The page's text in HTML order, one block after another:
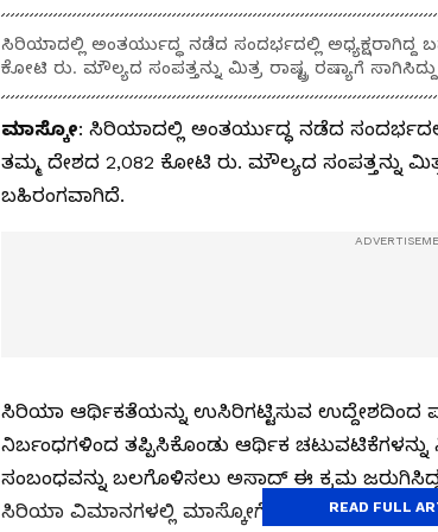
ಸಿರಿಯಾದಲ್ಲಿ ಅಂತರ್ಯುದ್ಧ ನಡೆದ ಸಂದರ್ಭದಲ್ಲಿ
ಕೋಟಿ ರು. ಮೌಲ್ಯದ ಸಂಪತ್ತನ್ನು ಮಿತ್ರ ರಾಷ್ಟ್ರ ರಷ್ಯಾಗೆ
ಮಾಸ್ಕೋ: ಸಿರಿಯಾದಲ್ಲಿ ಅಂತರ್ಯುದ್ಧ ನಡೆದ
ತಮ್ಮ ದೇಶದ 2,082 ಕೋಟಿ ರು. ಮೌಲ್ಯದ ಸಂಪತ್ತನ್ನು ಮಿತ್ರ
ಬಹಿರಂಗವಾಗಿದೆ.
ಸಿರಿಯಾ ಆರ್ಥಿಕತೆಯನ್ನು ಉಸಿರಿಗಟ್ಟಿಸುವ ಉದ್ದೇಶದಿಂದ
ನಿರ್ಬಂಧಗಳಿಂದ ತಪ್ಪಿಸಿಕೊಂಡು ಆರ್ಥಿಕ
ಸಂಬಂಧವನ್ನು ಬಲಗೊಳಿಸಲು ಅಸಾದ್ ಈ ಕ್ರಮ
ಸಿರಿಯಾ ವಿಮಾನಗಳಲ್ಲಿ ಮಾಸ್ಕೋಗೆ ಹೊತ್ತೊಯ್ಯಲಾಗಿತ್ತು.
READ FULL